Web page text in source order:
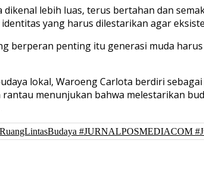
lebih luas, terus bertahan dan
yang harus dilestarikan agar
berperan penting itu generasi muda
lokal, Waroeng Carlota berdiri
menunjukan bahwa melestarikan
#JURNALPOSMEDIACOM